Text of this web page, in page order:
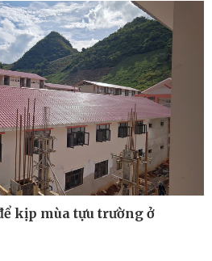
Thị trường
Giá vàng
Tiêu dùng
Tỷ giá
Chứng khoán
Giá cà phê
kịp mùa tựu trường ở